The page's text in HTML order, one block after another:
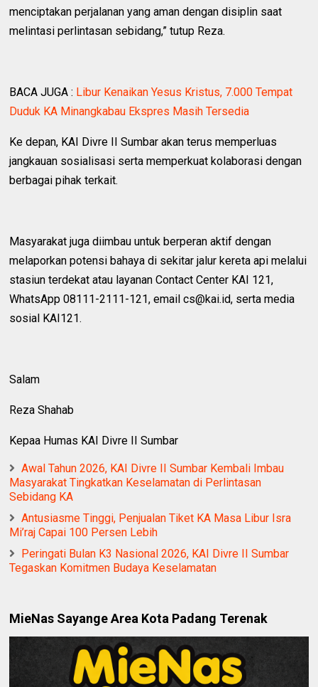
menciptakan perjalanan yang aman dengan disiplin saat
melintasi perlintasan sebidang,” tutup Reza.
BACA JUGA : Libur Kenaikan Yesus Kristus, 7.000 Tempat
Duduk KA Minangkabau Ekspres Masih Tersedia
Ke depan, KAI Divre II Sumbar akan terus memperluas
jangkauan sosialisasi serta memperkuat kolaborasi dengan
berbagai pihak terkait.
Masyarakat juga diimbau untuk berperan aktif dengan
melaporkan potensi bahaya di sekitar jalur kereta api melalui
stasiun terdekat atau layanan Contact Center KAI 121,
WhatsApp 08111-2111-121, email cs@kai.id, serta media
sosial KAI121.
Salam
Reza Shahab
Kepaa Humas KAI Divre II Sumbar
Awal Tahun 2026, KAI Divre II Sumbar Kembali Imbau
Masyarakat Tingkatkan Keselamatan di Perlintasan
Sebidang KA
Antusiasme Tinggi, Penjualan Tiket KA Masa Libur Isra
Mi’raj Capai 100 Persen Lebih
Peringati Bulan K3 Nasional 2026, KAI Divre II Sumbar
Tegaskan Komitmen Budaya Keselamatan
MieNas Sayange Area Kota Padang Terenak